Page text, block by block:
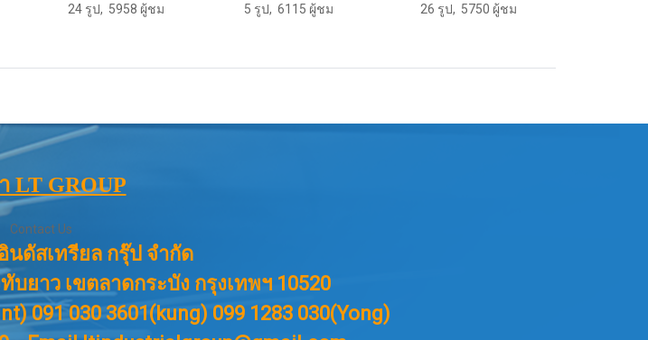
24 รูป, 5958 ผู้ชม 5 รูป, 6115 ผู้ชม 26 รูป, 5750 ผู้ชม
LT GROUP
Contact Us
ดัสเทรียล กรุ๊ป จำกัด
ยาว เขตลาดกระบัง กรุงเทพฯ 10520
091 030 3601(kung) 099 1283 030(Yong)